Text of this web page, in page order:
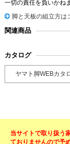
一切の責任を負いかね
脚と天板の組立方は
関連商品
カタログ
ヤマト脚WEBカタ
当サイトで取り扱う
ておりませんので予